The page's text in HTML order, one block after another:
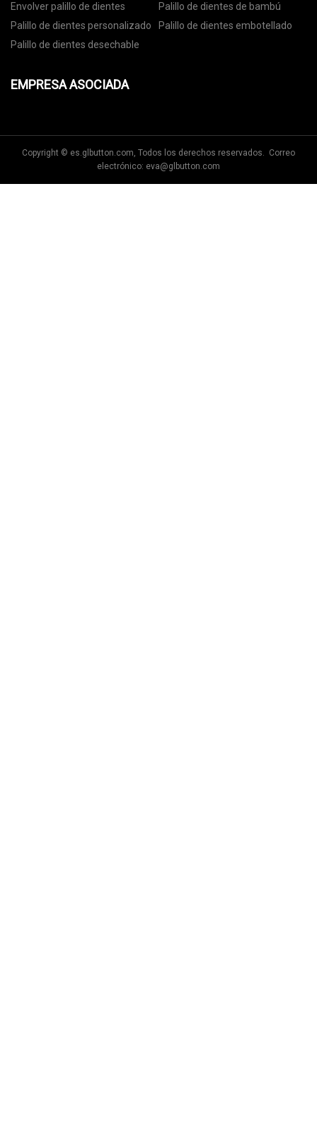
Envolver palillo de dientes
Palillo de dientes de bambú
Palillo de dientes personalizado
Palillo de dientes embotellado
Palillo de dientes desechable
EMPRESA ASOCIADA
Copyright © es.glbutton.com, Todos los derechos reservados. Correo
electrónico: eva@glbutton.com